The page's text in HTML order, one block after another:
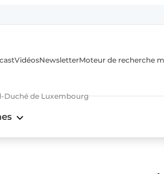
Duché de Luxembourg
VidéosNewsletterMoteur de recherche